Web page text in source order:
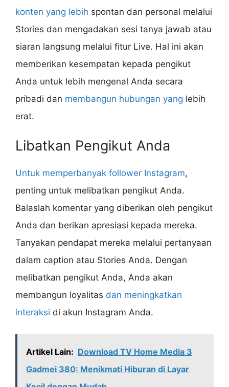
konten yang lebih spontan dan personal melalui
Stories dan mengadakan sesi tanya jawab atau
siaran langsung melalui fitur Live. Hal ini akan
memberikan kesempatan kepada pengikut
Anda untuk lebih mengenal Anda secara
pribadi dan membangun hubungan yang lebih
erat.
Libatkan Pengikut Anda
Untuk memperbanyak follower Instagram,
penting untuk melibatkan pengikut Anda.
Balaslah komentar yang diberikan oleh pengikut
Anda dan berikan apresiasi kepada mereka.
Tanyakan pendapat mereka melalui pertanyaan
dalam caption atau Stories Anda. Dengan
melibatkan pengikut Anda, Anda akan
membangun loyalitas dan meningkatkan
interaksi di akun Instagram Anda.
Artikel Lain: Download TV Home Media 3
Gadmei 380: Menikmati Hiburan di Layar